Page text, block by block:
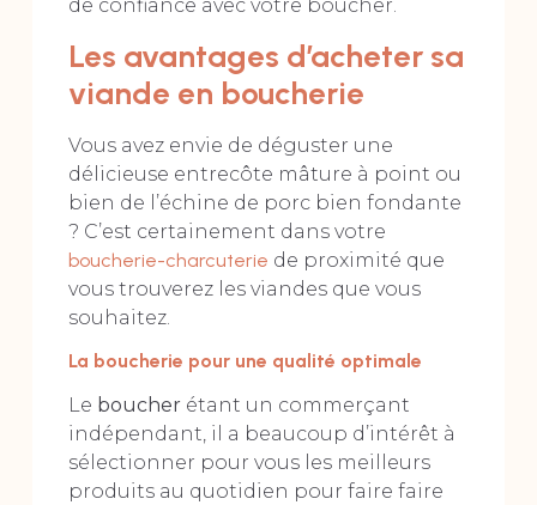
de confiance avec votre boucher.
Les avantages d’acheter sa
viande en boucherie
Vous avez envie de déguster une
délicieuse entrecôte mâture à point ou
bien de l’échine de porc bien fondante
? C’est certainement dans votre
boucherie-charcuterie de proximité que
vous trouverez les viandes que vous
souhaitez.
La boucherie pour une qualité optimale
Le boucher étant un commerçant
indépendant, il a beaucoup d’intérêt à
sélectionner pour vous les meilleurs
produits au quotidien pour faire faire